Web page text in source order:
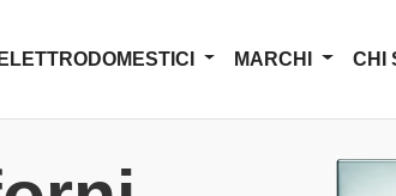
ELETTRODOMESTICI MARCHI CHI